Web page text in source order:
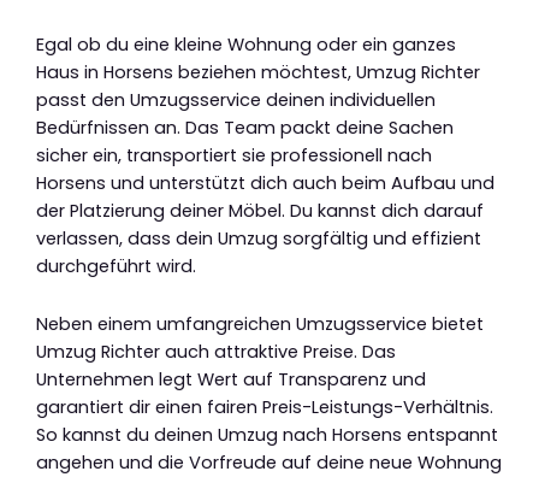
Egal ob du eine kleine Wohnung oder ein ganzes
Haus in Horsens beziehen möchtest, Umzug Richter
passt den Umzugsservice deinen individuellen
Bedürfnissen an. Das Team packt deine Sachen
sicher ein, transportiert sie professionell nach
Horsens und unterstützt dich auch beim Aufbau und
der Platzierung deiner Möbel. Du kannst dich darauf
verlassen, dass dein Umzug sorgfältig und effizient
durchgeführt wird.
Neben einem umfangreichen Umzugsservice bietet
Umzug Richter auch attraktive Preise. Das
Unternehmen legt Wert auf Transparenz und
garantiert dir einen fairen Preis-Leistungs-Verhältnis.
So kannst du deinen Umzug nach Horsens entspannt
angehen und die Vorfreude auf deine neue Wohnung